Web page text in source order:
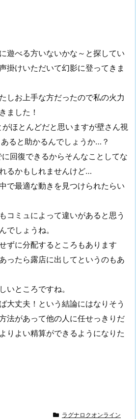
遊べる方いないかな～と探してい
掛けいただいて幻影に登ってきま
しお上手な方だったので私の火力
ました！
ほとんどだと思いますが壁さん視
ると助かるんでしょうか…？
回復できるからそんなことしてな
るかもしれませんけど…
で最適な動きを見つけられたらい
コミュによって違いがあると思う
でしょうね。
ずに分配するところもあります
ったら露店に出してというのもあ
いところですね。
大丈夫！という結論にはなりそう
法があって他の人に任せっきりだ
りよい精算ができるようになりた
ラグナロクオンライン